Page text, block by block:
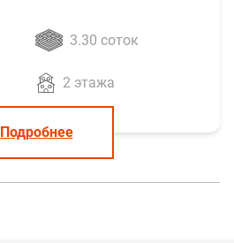
3.30 соток
2 этажа
Подробнее